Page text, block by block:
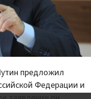
предложил
Федерации и